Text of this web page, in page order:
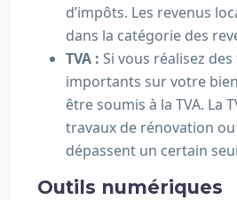
d’impôts. Les revenus
dans la catégorie des
TVA : Si vous réalisez
importants sur votre
être soumis à la TVA. La
travaux de rénovation
dépassent un certain
Outils numériques